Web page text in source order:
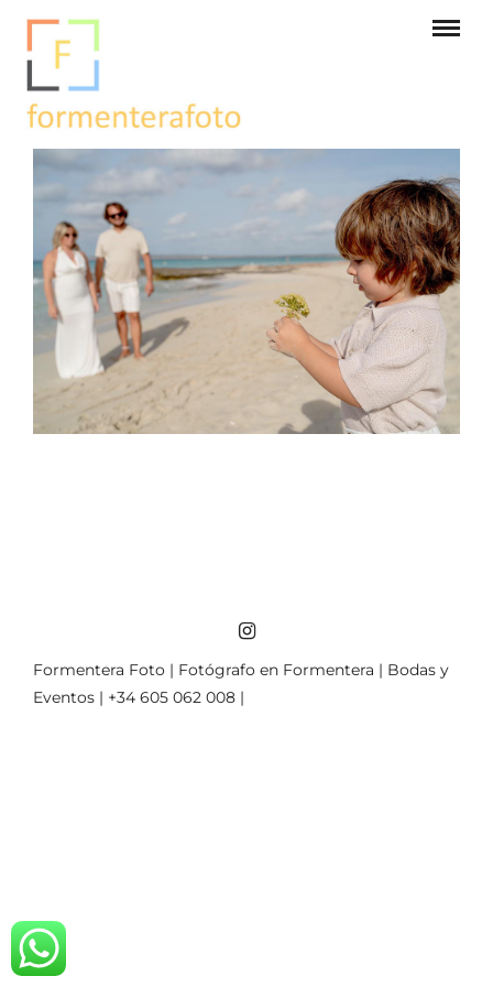
Formentera Foto | Fotógrafo en Formentera | Bodas y
Eventos | +34 605 062 008 |